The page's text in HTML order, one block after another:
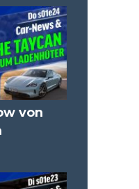
von